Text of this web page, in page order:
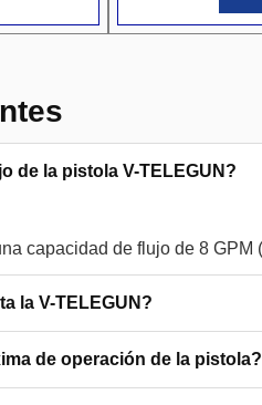
de la pistola V-TELEGUN?
la V-TELEGUN?
de operación de la pistola?